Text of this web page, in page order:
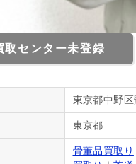
取センター未登録
東京都中野区
東京都
骨董品買取り